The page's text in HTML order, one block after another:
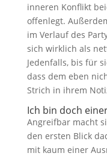
inneren Konflikt
offenlegt.
im Verlauf des
sich wirklich als
Jedenfalls, bis für
dass dem eben
Strich in ihrem
Ich bin doch
Angreifbar macht
den ersten Blick
mit kaum einer